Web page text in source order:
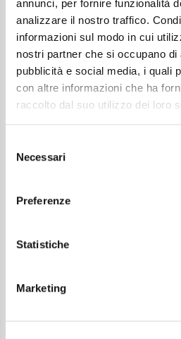
annunci, per fornire funzionalità
analizzare il nostro traffico.
informazioni sul modo in cui
nostri partner che si occupano di
pubblicità e social media, i quali
con altre informazioni che ha
raccolto dal suo utilizzo dei loro
delNecessari
Preferenze
Statistiche
Marketing